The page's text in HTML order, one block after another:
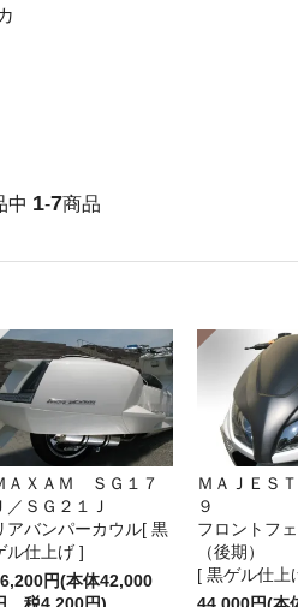
中 1-7商品
ＡＸＡＭ ＳＧ１７
Ｊ／ＳＧ２１Ｊ
アバンパーカウル[ 黒
ル仕上げ ]
円(本体42,000
ＭＡＪＥＳ
９
フロントフ
（後期）
[ 黒ゲル仕上